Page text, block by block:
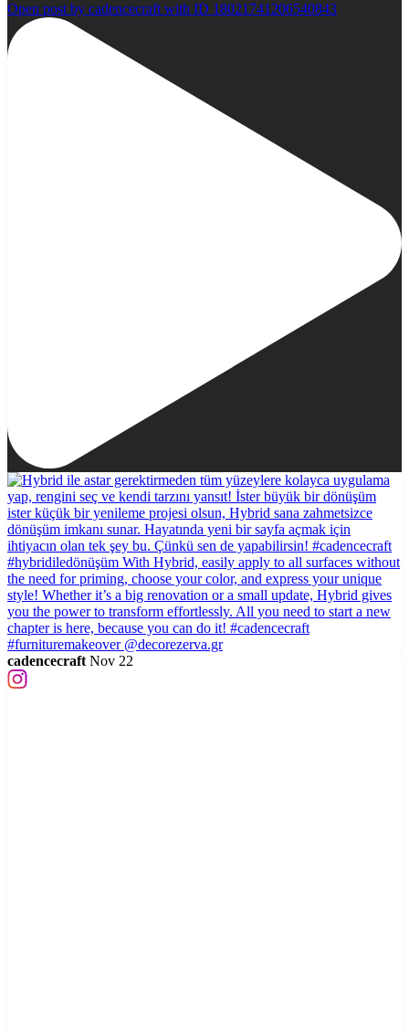
Open post by cadencecraft with ID 18021741206540843
cadencecraft Nov 22